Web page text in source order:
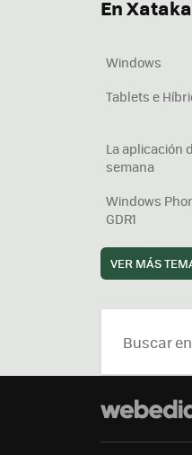
En
Windows
Tablets e
La aplicación
semana
Windows
GDR1
VER MÁS